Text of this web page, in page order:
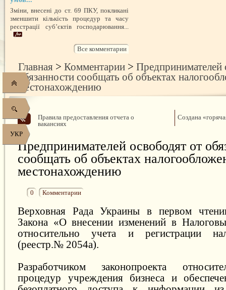
УКР
Зміни, внесені до ст. 69 ПКУ, покликані
зменшити кількість процедур та часу
реєстрації суб’єктів господарювання...
Все комментарии
Главная > Комментарии > Предпринимателей
обязанности сообщать об объектах
местонахождению
Правила предоставления отчета о
вакансиях
Создана
Предпринимателей освободят от
сообщать об объектах
местонахождению
0 Комментарии
Верховная Рада Украины в первом
Закона «О внесении изменений в
относительно учета и регистрации
(реестр.№ 2054а).
Разработчиком законопроекта
процедур учреждения бизнеса и